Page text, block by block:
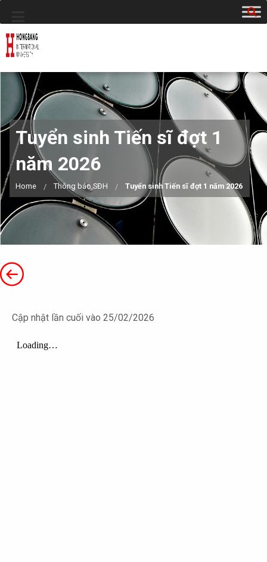
Tuyển sinh Tiến sĩ đợt 1
năm 2026
Home Thông báo SĐH Tuyển sinh Tiến sĩ đợt 1 năm 2026
Cập nhật lần cuối vào 25/02/2026